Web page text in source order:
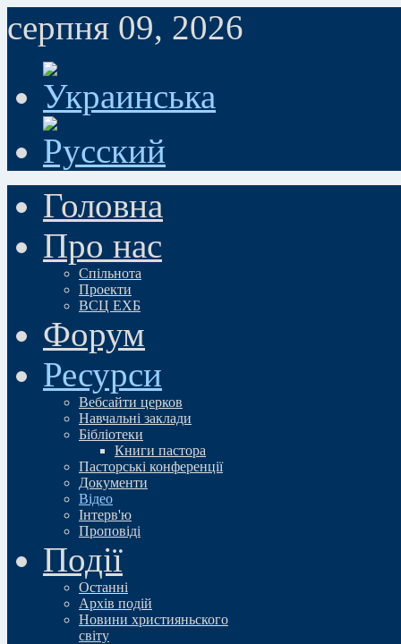
серпня 09, 2026
Головна
Про нас
Спільнота
Проекти
ВСЦ ЕХБ
Форум
Ресурси
Вебсайти церков
Навчальні заклади
Бібліотеки
Книги пастора
Пасторські конференції
Документи
Відео
Iнтерв'ю
Проповіді
Події
Останні
Архів подій
Новини християньского
свiту